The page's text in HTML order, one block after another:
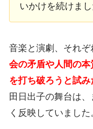
いかけを続けまし
音楽と演劇、それぞ
会の矛盾や人間の
を打ち破ろうと試み
田日出子の舞台は
く反映していました